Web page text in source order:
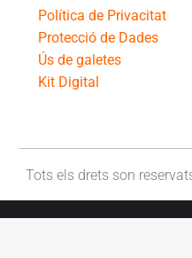
Política de Privacitat
Protecció de Dades
Ús de galetes
Kit Digital
Tots els drets son